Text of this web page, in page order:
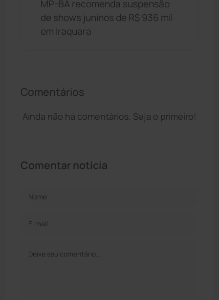
MP-BA recomenda suspensão
de shows juninos de R$ 936 mil
em Iraquara
Comentários
Ainda não há comentários. Seja o primeiro!
Comentar notícia